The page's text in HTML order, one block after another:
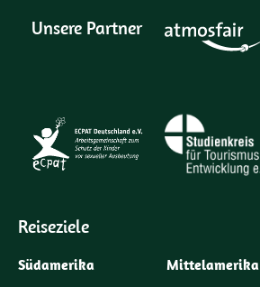
Unsere Partner
Reiseziele
Südamerika Mittelamerika